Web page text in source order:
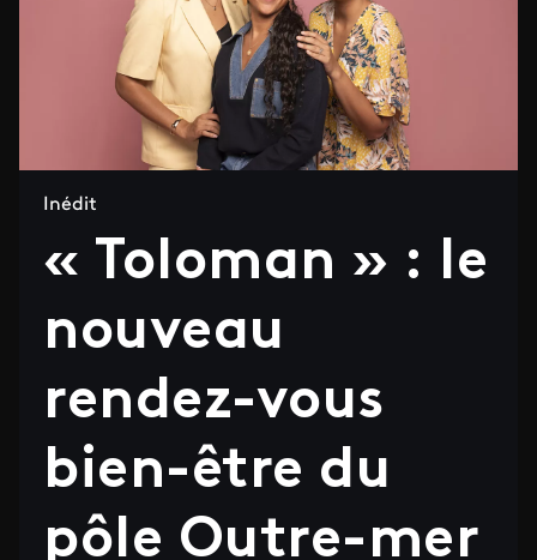
Inédit
« Toloman » : le
nouveau
rendez-vous
bien-être du
pôle Outre-mer